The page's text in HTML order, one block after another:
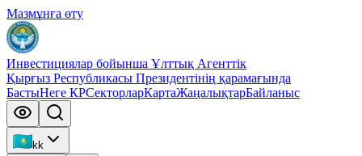
Мазмұнға өту
Инвестициялар бойынша Ұлттық Агенттік
Қырғыз Республикасы Президентінің қарамағында
БастыНеге КРСекторларКартаЖаңалықтарБайланыс
kk